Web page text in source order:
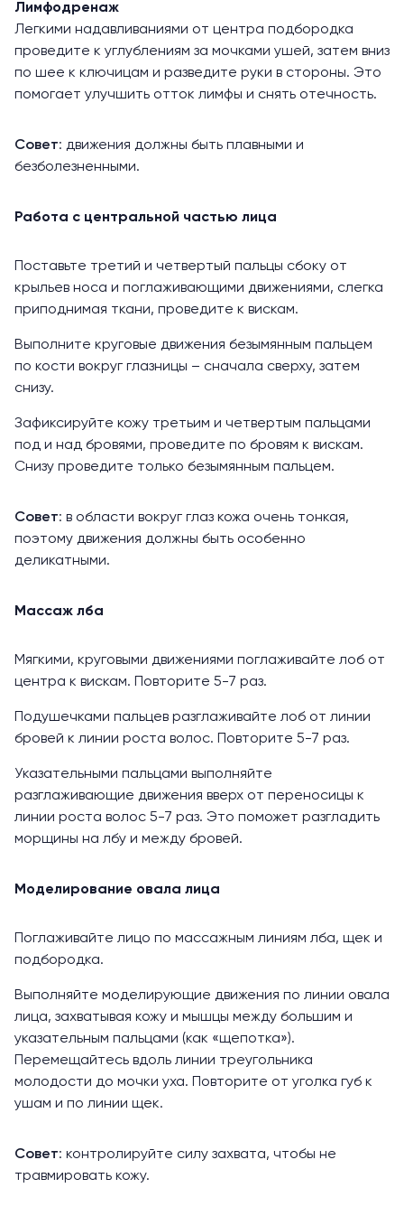
Лимфодренаж
Легкими надавливаниями от центра подбородка
проведите к углублениям за мочками ушей, затем вниз
по шее к ключицам и разведите руки в стороны. Это
помогает улучшить отток лимфы и снять отечность.
Совет: движения должны быть плавными и
безболезненными.
Работа с центральной частью лица
Поставьте третий и четвертый пальцы сбоку от
крыльев носа и поглаживающими движениями, слегка
приподнимая ткани, проведите к вискам.
Выполните круговые движения безымянным пальцем
по кости вокруг глазницы – сначала сверху, затем
снизу.
Зафиксируйте кожу третьим и четвертым пальцами
под и над бровями, проведите по бровям к вискам.
Снизу проведите только безымянным пальцем.
Совет: в области вокруг глаз кожа очень тонкая,
поэтому движения должны быть особенно
деликатными.
Массаж лба
Мягкими, круговыми движениями поглаживайте лоб от
центра к вискам. Повторите 5-7 раз.
Подушечками пальцев разглаживайте лоб от линии
бровей к линии роста волос. Повторите 5-7 раз.
Указательными пальцами выполняйте
разглаживающие движения вверх от переносицы к
линии роста волос 5-7 раз. Это поможет разгладить
морщины на лбу и между бровей.
Моделирование овала лица
Поглаживайте лицо по массажным линиям лба, щек и
подбородка.
Выполняйте моделирующие движения по линии овала
лица, захватывая кожу и мышцы между большим и
указательным пальцами (как «щепотка»).
Перемещайтесь вдоль линии треугольника
молодости до мочки уха. Повторите от уголка губ к
ушам и по линии щек.
Совет: контролируйте силу захвата, чтобы не
травмировать кожу.